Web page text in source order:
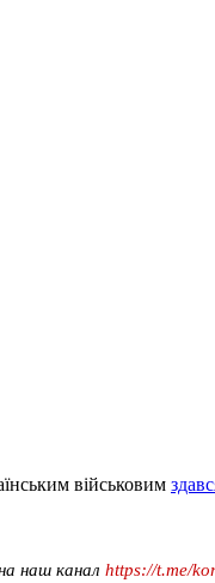
військовим
наш канал https://t.me/